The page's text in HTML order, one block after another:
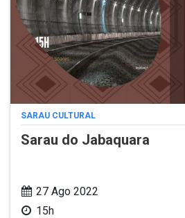
SARAU CULTURAL
Sarau do Jabaquara
27 Ago 2022
15h